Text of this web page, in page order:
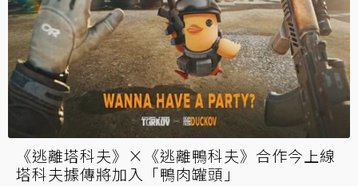
《逃離塔科夫》×《逃離鴨科夫》合作今上線
塔科夫據傳將加入「鴨肉罐頭」